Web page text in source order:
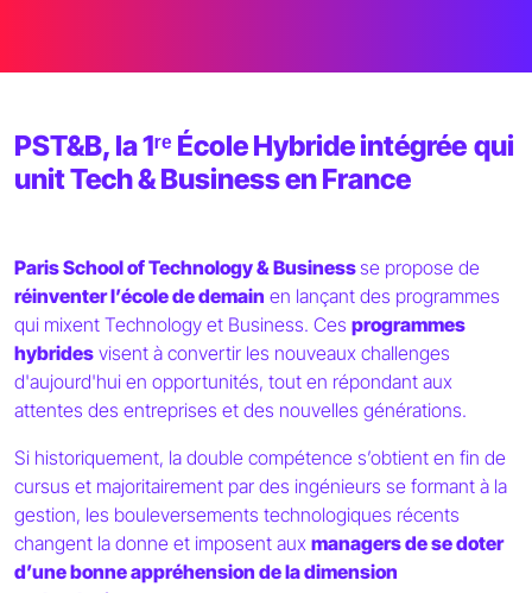
PST&B, la 1ʳᵉ École Hybride intégrée qui
unit Tech & Business en France
Paris School of Technology & Businessse propose de
réinventer l’école de demain en lançant des programmes
qui mixent Technology et Business. Ces programmes
hybrides visent à convertir les nouveaux challenges
d'aujourd'hui en opportunités, tout en répondant aux
attentes des entreprises et des nouvelles générations.
Si historiquement, la double compétence s’obtient en fin de
cursus et majoritairement par des ingénieurs se formant à la
gestion, les bouleversements technologiques récents
changent la donne et imposent aux managers de se doter
d’une bonne appréhension de la dimension